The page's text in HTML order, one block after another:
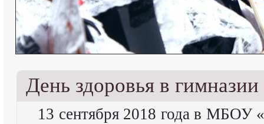
День здоровья в
13 сентября 2018 года в МБОУ